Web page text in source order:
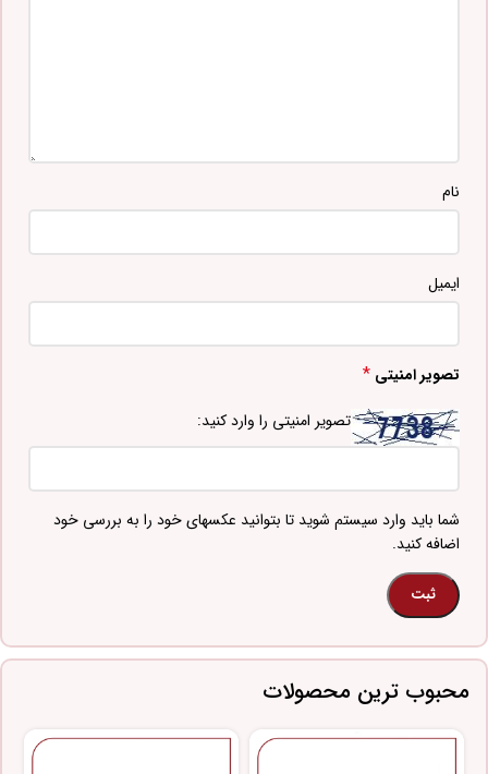
نام
ایمیل
تصویر امنیتی *
تصویر امنیتی را وارد کنید:
شما باید وارد سیستم شوید تا بتوانید عکسهای خود را به بررسی خود
اضافه کنید.
محبوب ترین محصولات